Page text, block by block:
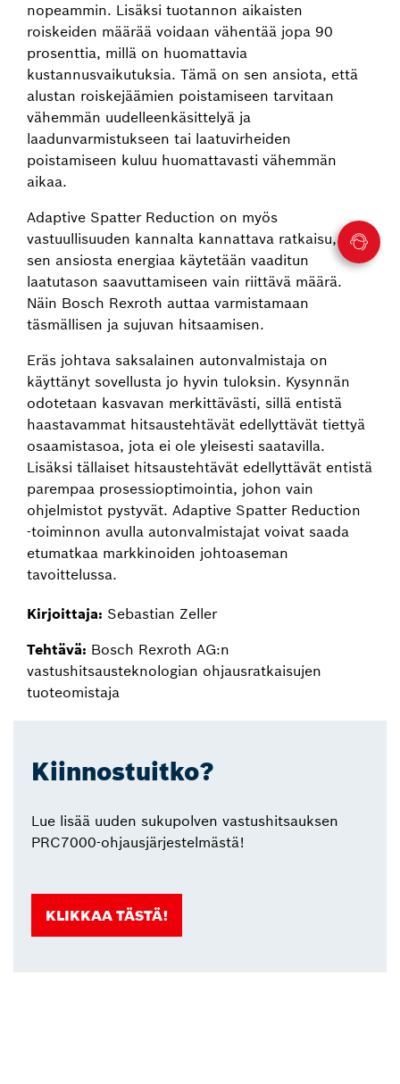
nopeammin. Lisäksi tuotannon aikaisten
roiskeiden määrää voidaan vähentää jopa 90
prosenttia, millä on huomattavia
kustannusvaikutuksia. Tämä on sen ansiota, että
alustan roiskejäämien poistamiseen tarvitaan
vähemmän uudelleenkäsittelyä ja
laadunvarmistukseen tai laatuvirheiden
poistamiseen kuluu huomattavasti vähemmän
aikaa.
Adaptive Spatter Reduction on myös
vastuullisuuden kannalta kannattava ratkaisu, sillä
sen ansiosta energiaa käytetään vaaditun
laatutason saavuttamiseen vain riittävä määrä.
Näin Bosch Rexroth auttaa varmistamaan
täsmällisen ja sujuvan hitsaamisen.
Eräs johtava saksalainen autonvalmistaja on
käyttänyt sovellusta jo hyvin tuloksin. Kysynnän
odotetaan kasvavan merkittävästi, sillä entistä
haastavammat hitsaustehtävät edellyttävät tiettyä
osaamistasoa, jota ei ole yleisesti saatavilla.
Lisäksi tällaiset hitsaustehtävät edellyttävät entistä
parempaa prosessioptimointia, johon vain
ohjelmistot pystyvät. Adaptive Spatter Reduction
‑toiminnon avulla autonvalmistajat voivat saada
etumatkaa markkinoiden johtoaseman
tavoittelussa.
Kirjoittaja: Sebastian Zeller
Tehtävä: Bosch Rexroth AG:n
vastushitsausteknologian ohjausratkaisujen
tuoteomistaja
Kiinnostuitko?
Lue lisää uuden sukupolven vastushitsauksen
PRC7000-ohjausjärjestelmästä!
KLIKKAA TÄSTÄ!